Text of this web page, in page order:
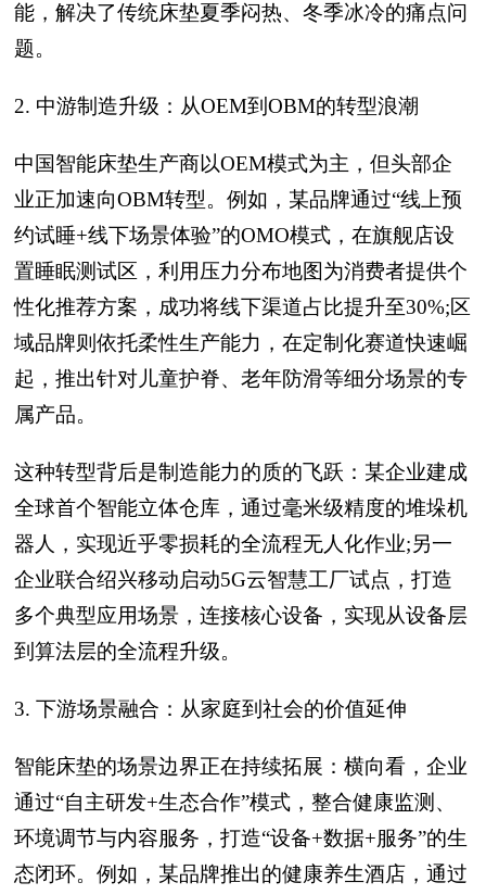
能，解决了传统床垫夏季闷热、冬季冰冷的痛点问
题。
2. 中游制造升级：从OEM到OBM的转型浪潮
中国智能床垫生产商以OEM模式为主，但头部企
业正加速向OBM转型。例如，某品牌通过“线上预
约试睡+线下场景体验”的OMO模式，在旗舰店设
置睡眠测试区，利用压力分布地图为消费者提供个
性化推荐方案，成功将线下渠道占比提升至30%;区
域品牌则依托柔性生产能力，在定制化赛道快速崛
起，推出针对儿童护脊、老年防滑等细分场景的专
属产品。
这种转型背后是制造能力的质的飞跃：某企业建成
全球首个智能立体仓库，通过毫米级精度的堆垛机
器人，实现近乎零损耗的全流程无人化作业;另一
企业联合绍兴移动启动5G云智慧工厂试点，打造
多个典型应用场景，连接核心设备，实现从设备层
到算法层的全流程升级。
3. 下游场景融合：从家庭到社会的价值延伸
智能床垫的场景边界正在持续拓展：横向看，企业
通过“自主研发+生态合作”模式，整合健康监测、
环境调节与内容服务，打造“设备+数据+服务”的生
态闭环。例如，某品牌推出的健康养生酒店，通过